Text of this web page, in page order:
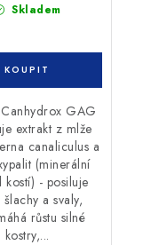
Skladem
GAG
extrakt z mlže
canaliculus a
(minerální
kostí) - posiluje
šlachy a svaly,
růstu silné
kostry,...